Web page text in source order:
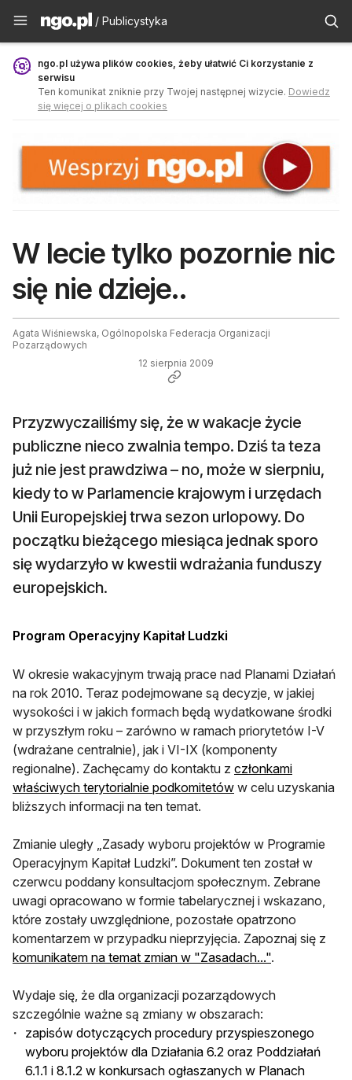
Publicystyka - ngo.pl
/ Publicystyka
ngo.pl używa plików cookies, żeby ułatwić Ci korzystanie z
serwisu
Ten komunikat zniknie przy Twojej następnej wizycie. Dowiedz
się więcej o plikach cookies
W lecie tylko pozornie nic
się nie dzieje..
Agata Wiśniewska, Ogólnopolska Federacja Organizacji
Pozarządowych
12 sierpnia 2009
Przyzwyczailiśmy się, że w wakacje życie
publiczne nieco zwalnia tempo. Dziś ta teza
już nie jest prawdziwa – no, może w sierpniu,
kiedy to w Parlamencie krajowym i urzędach
Unii Europejskiej trwa sezon urlopowy. Do
początku bieżącego miesiąca jednak sporo
się wydarzyło w kwestii wdrażania funduszy
europejskich.
Program Operacyjny Kapitał Ludzki
W okresie wakacyjnym trwają prace nad Planami Działań
na rok 2010. Teraz podejmowane są decyzje, w jakiej
wysokości i w jakich formach będą wydatkowane środki
w przyszłym roku – zarówno w ramach priorytetów I-V
(wdrażane centralnie), jak i VI-IX (komponenty
regionalne). Zachęcamy do kontaktu z członkami
właściwych terytorialnie podkomitetów w celu uzyskania
bliższych informacji na ten temat.
Zmianie uległy „Zasady wyboru projektów w Programie
Operacyjnym Kapitał Ludzki”. Dokument ten został w
czerwcu poddany konsultacjom społecznym. Zebrane
uwagi opracowano w formie tabelarycznej i wskazano,
które zostały uwzględnione, pozostałe opatrzono
komentarzem w przypadku nieprzyjęcia. Zapoznaj się z
komunikatem na temat zmian w "Zasadach...".
Wydaje się, że dla organizacji pozarządowych
szczególnie ważne są zmiany w obszarach:
zapisów dotyczących procedury przyspieszonego
wyboru projektów dla Działania 6.2 oraz Poddziałań
6.1.1 i 8.1.2 w konkursach ogłaszanych w Planach